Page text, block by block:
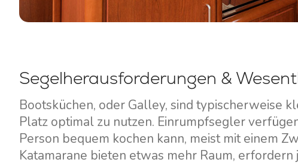
Segelherausforderungen &
Bootsküchen, oder Galley, sind typischerweise
Platz optimal zu nutzen. Einrumpfsegler
Person bequem kochen kann, meist mit einem
Katamarane bieten etwas mehr Raum,